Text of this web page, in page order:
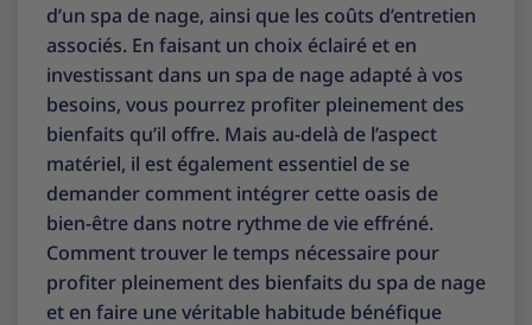
d’un spa de nage, ainsi que les coûts d’entretien
associés. En faisant un choix éclairé et en
investissant dans un spa de nage adapté à vos
besoins, vous pourrez profiter pleinement des
bienfaits qu’il offre. Mais au-delà de l’aspect
matériel, il est également essentiel de se
demander comment intégrer cette oasis de
bien-être dans notre rythme de vie effréné.
Comment trouver le temps nécessaire pour
profiter pleinement des bienfaits du spa de nage
et en faire une véritable habitude bénéfique